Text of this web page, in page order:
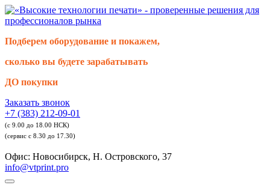
Подберем оборудование и покажем,
сколько вы будете зарабатывать
ДО покупки
Заказать звонок
+7 (383) 212-09-01
(с 9.00 до 18.00 НСК)
(сервис с 8.30 до 17.30)
Офис: Новосибирск, Н. Островского, 37
info@vtprint.pro